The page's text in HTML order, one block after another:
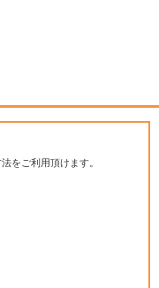
をご利用頂けます。